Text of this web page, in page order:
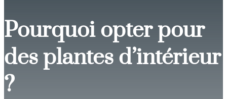
Pourquoi opter pour
des plantes d’intérieur
?